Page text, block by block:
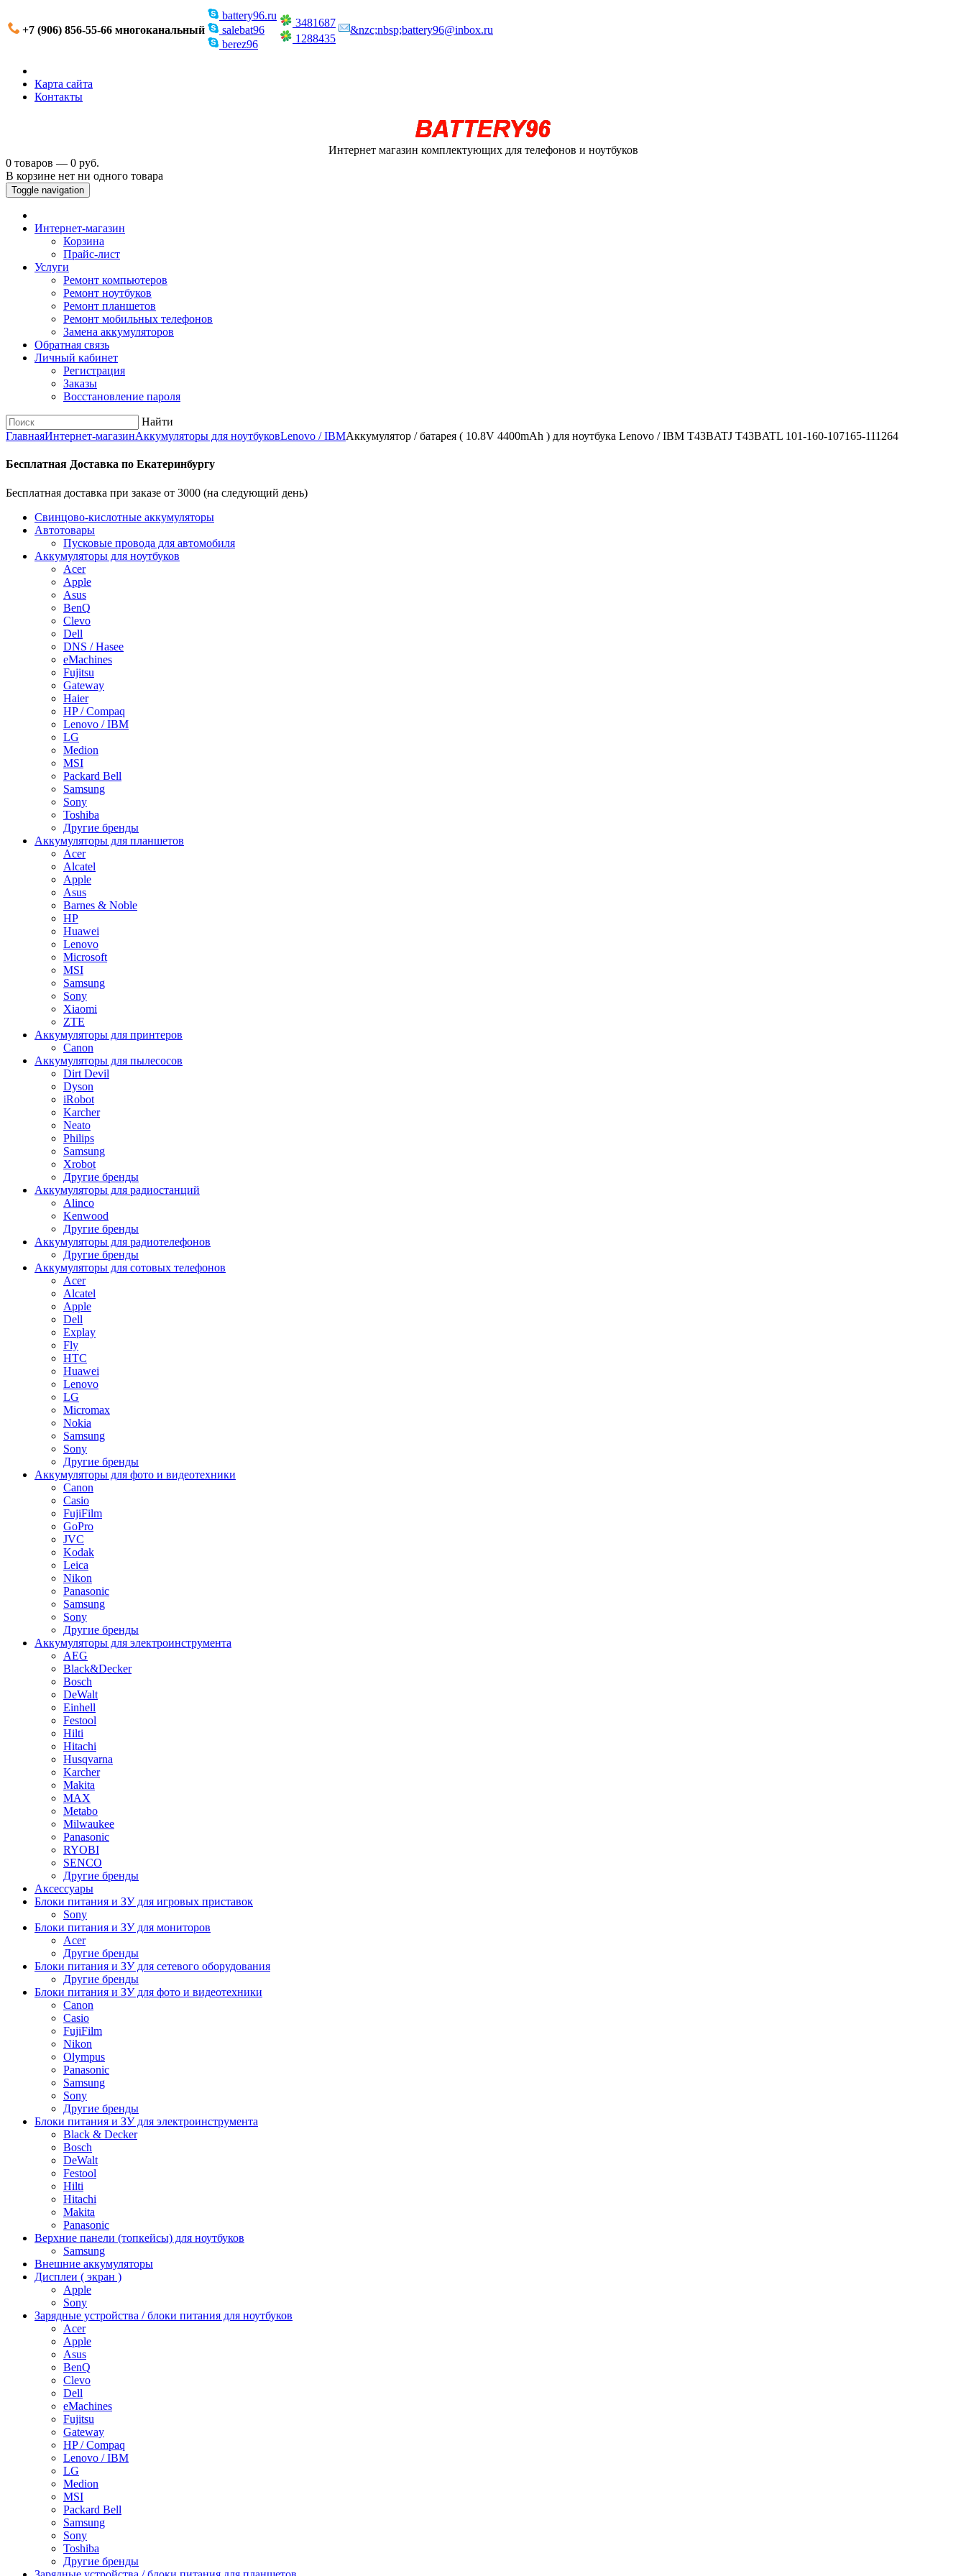
+7 (906) 856-55-66 многоканальный
battery96.ru
salebat96
berez96
3481687
1288435
&nzc;nbsp;battery96@inbox.ru
Карта сайта
Контакты
Интернет магазин комплектующих для телефонов и ноутбуков
0 товаров — 0 руб.
В корзине нет ни одного товара
Toggle navigation
Интернет-магазин
Корзина
Прайс-лист
Услуги
Ремонт компьютеров
Ремонт ноутбуков
Ремонт планшетов
Ремонт мобильных телефонов
Замена аккумуляторов
Обратная связь
Личный кабинет
Регистрация
Заказы
Восстановление пароля
Найти
ГлавнаяИнтернет-магазинАккумуляторы для ноутбуковLenovo / IBMАккумулятор / батарея ( 10.8V 4400mAh ) для ноутбука Lenovo / IBM T43BATJ T43BATL 101-160-107165-111264
Бесплатная Доставка по Екатеринбургу
Бесплатная доставка при заказе от 3000 (на следующий день)
Cвинцово-кислотные аккумуляторы
Автотовары
Пусковые провода для автомобиля
Аккумуляторы для ноутбуков
Acer
Apple
Asus
BenQ
Clevo
Dell
DNS / Hasee
eMachines
Fujitsu
Gateway
Haier
HP / Compaq
Lenovo / IBM
LG
Medion
MSI
Packard Bell
Samsung
Sony
Toshiba
Другие бренды
Аккумуляторы для планшетов
Acer
Alcatel
Apple
Asus
Barnes & Noble
HP
Huawei
Lenovo
Microsoft
MSI
Samsung
Sony
Xiaomi
ZTE
Аккумуляторы для принтеров
Canon
Аккумуляторы для пылесосов
Dirt Devil
Dyson
iRobot
Karcher
Neato
Philips
Samsung
Xrobot
Другие бренды
Аккумуляторы для радиостанций
Alinco
Kenwood
Другие бренды
Аккумуляторы для радиотелефонов
Другие бренды
Аккумуляторы для сотовых телефонов
Acer
Alcatel
Apple
Dell
Explay
Fly
HTC
Huawei
Lenovo
LG
Micromax
Nokia
Samsung
Sony
Другие бренды
Аккумуляторы для фото и видеотехники
Canon
Casio
FujiFilm
GoPro
JVC
Kodak
Leica
Nikon
Panasonic
Samsung
Sony
Другие бренды
Аккумуляторы для электроинструмента
AEG
Black&Decker
Bosch
DeWalt
Einhell
Festool
Hilti
Hitachi
Husqvarna
Karcher
Makita
MAX
Metabo
Milwaukee
Panasonic
RYOBI
SENCO
Другие бренды
Аксессуары
Блоки питания и ЗУ для игровых приставок
Sony
Блоки питания и ЗУ для мониторов
Acer
Другие бренды
Блоки питания и ЗУ для сетевого оборудования
Другие бренды
Блоки питания и ЗУ для фото и видеотехники
Canon
Casio
FujiFilm
Nikon
Olympus
Panasonic
Samsung
Sony
Другие бренды
Блоки питания и ЗУ для электроинструмента
Black & Decker
Bosch
DeWalt
Festool
Hilti
Hitachi
Makita
Panasonic
Верхние панели (топкейсы) для ноутбуков
Samsung
Внешние аккумуляторы
Дисплеи ( экран )
Apple
Sony
Зарядные устройства / блоки питания для ноутбуков
Acer
Apple
Asus
BenQ
Clevo
Dell
eMachines
Fujitsu
Gateway
HP / Compaq
Lenovo / IBM
LG
Medion
MSI
Packard Bell
Samsung
Sony
Toshiba
Другие бренды